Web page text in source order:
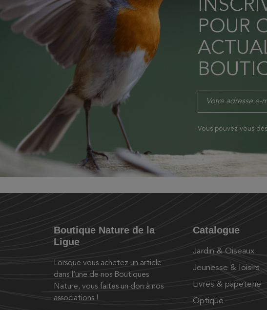
POUR
Vous pouvez vous
Boutique Nature de la
Ligue
Lorsque vous achetez un article
dans l’une de nos Boutiques
Nature, vous faites un don à nos
associations !
Catalogue
Jardin & Oiseaux
Jeunesse & loisirs
Livres & papeterie
Optique